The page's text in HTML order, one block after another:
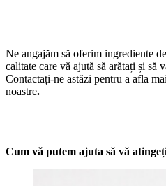
Ne angajăm să oferim ingrediente
calitate care vă ajută să arătați și să
Contactați-ne astăzi pentru a afla
noastre.
Cum vă putem ajuta să vă